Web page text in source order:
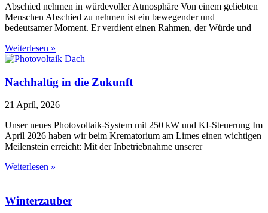
Abschied nehmen in würdevoller Atmosphäre Von einem geliebten
Menschen Abschied zu nehmen ist ein bewegender und
bedeutsamer Moment. Er verdient einen Rahmen, der Würde und
Weiterlesen »
Nachhaltig in die Zukunft
21 April, 2026
Unser neues Photovoltaik-System mit 250 kW und KI-Steuerung Im
April 2026 haben wir beim Krematorium am Limes einen wichtigen
Meilenstein erreicht: Mit der Inbetriebnahme unserer
Weiterlesen »
Winterzauber